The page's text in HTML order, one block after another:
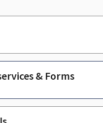
& Forms